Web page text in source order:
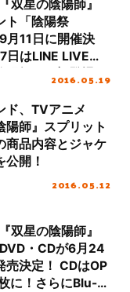
双星の陰陽師』
ト「陰陽祭
月11日に開催決
日はLINE LIVEに
師』が初登場！
2016.05.19
ド、TVアニメ
陽師』スプリット
商品内容とジャケ
公開！
2016.05.12
双星の陰陽師』
・CDが6月24
売決定！ CDはOP
に！さらにBlu-